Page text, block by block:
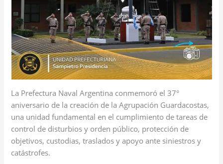
La Prefectura Naval Argentina conmemoró el 37°
aniversario de la creación de la Agrupación Guardacostas,
una unidad fundamental en el cumplimiento de tareas de
control de disturbios y orden público, protección de
objetivos, custodias, traslados y apoyo ante siniestros y
catástrofes.